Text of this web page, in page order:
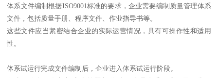
体系文件编制根据ISO9001标准的要求，企业需要编制质量管理体系
文件，包括质量手册、程序文件、作业指导书等。
这些文件应当紧密结合企业的实际运营情况，具有可操作性和适用
性。
体系试运行完成文件编制后，企业进入体系试运行阶段。